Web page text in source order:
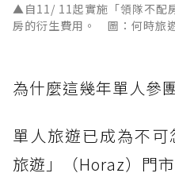
▲自11/ 11起實施「領隊不配
房的衍生費用。 圖：何時旅
為什麼這幾年單人參
單人旅遊已成為不
旅遊」（Horaz）門